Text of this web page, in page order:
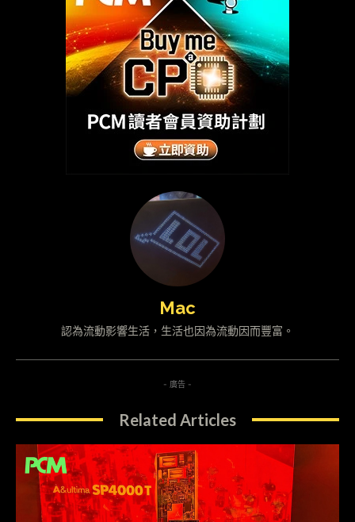
Mac
認為流動影響生活，生活也因為流動因而豐富。
- 廣告 -
Related Articles